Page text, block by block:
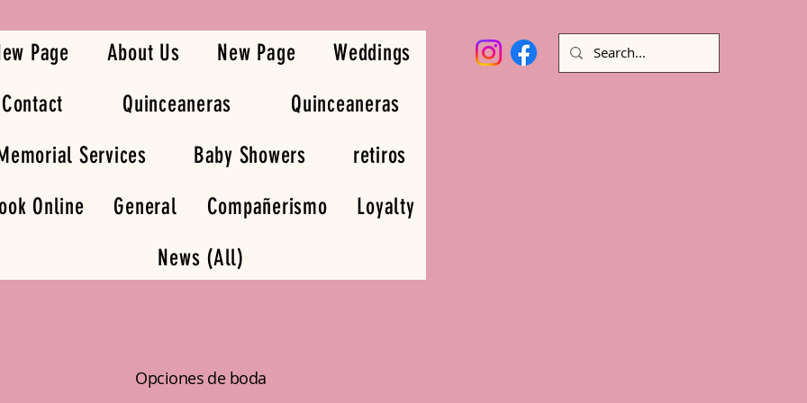
Page About Us New Page
Weddings
Contact
Quinceaneras
Quinceaneras
Services
Baby Showers
retiros
Online
General Compañerismo
Loyalty
News (All)
Opciones de boda